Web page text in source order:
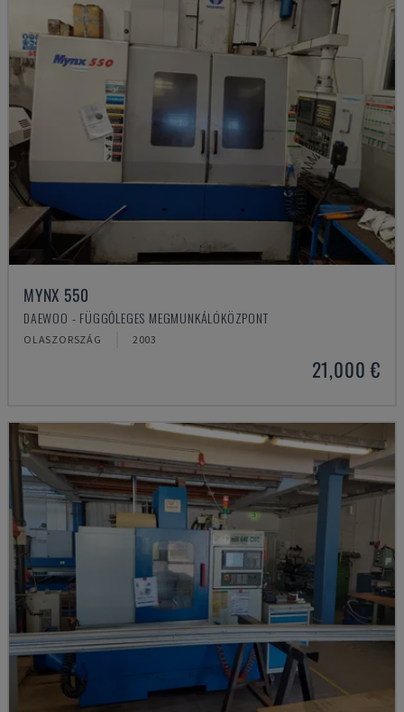
MYNX 550
DAEWOO - FÜGGŐLEGES MEGMUNKÁLÓKÖZPONT
OLASZORSZÁG 2003
21,000 €